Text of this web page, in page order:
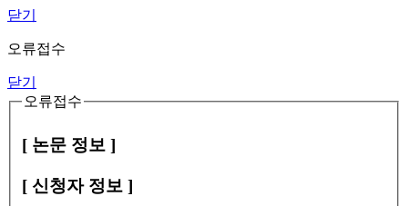
닫기
오류접수
닫기
오류접수
[ 논문 정보 ]
[ 신청자 정보 ]